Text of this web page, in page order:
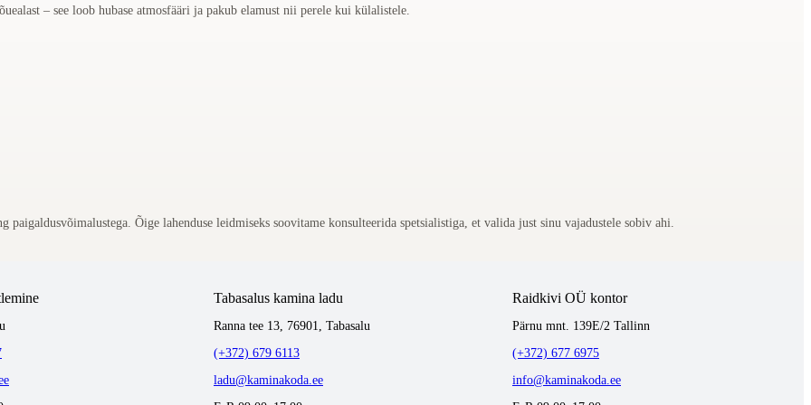
– see loob hubase atmosfääri ja pakub elamust nii perele kui külalistele.
paigaldusvõimalustega. Õige lahenduse leidmiseks soovitame konsulteerida spetsialistiga, et valida just sinu vajadustele sobiv ahi.
Tabasalus kamina ladu
Ranna tee 13, 76901, Tabasalu
(+372) 679 6113
ladu@kaminakoda.ee
Raidkivi OÜ kontor
Pärnu mnt. 139E/2 Tallinn
(+372) 677 6975
info@kaminakoda.ee